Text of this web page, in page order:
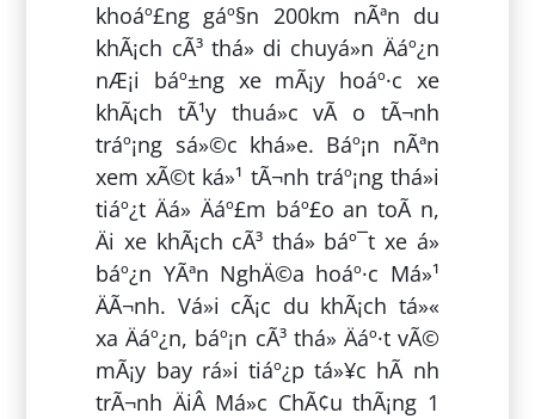
khoáº£ng gáº§n 200km nÃªn du
khÃ¡ch cÃ³ thá» di chuyá»n Äáº¿n
nÆ¡i báº±ng xe mÃ¡y hoáº·c xe
khÃ¡ch tÃ¹y thuá»c vÃ o tÃ¬nh
tráº¡ng sá»©c khá»e. Báº¡n nÃªn
xem xÃ©t ká»¹ tÃ¬nh tráº¡ng thá»i
tiáº¿t Äá» Äáº£m báº£o an toÃ n,
Äi xe khÃ¡ch cÃ³ thá» báº¯t xe á»
báº¿n YÃªn NghÄ©a hoáº·c Má»¹
ÄÃ¬nh. Vá»i cÃ¡c du khÃ¡ch tá»«
xa Äáº¿n, báº¡n cÃ³ thá» Äáº·t vÃ©
mÃ¡y bay rá»i tiáº¿p tá»¥c hÃ nh
trÃ¬nh ÄiÂ Má»c ChÃ¢u thÃ¡ng 1